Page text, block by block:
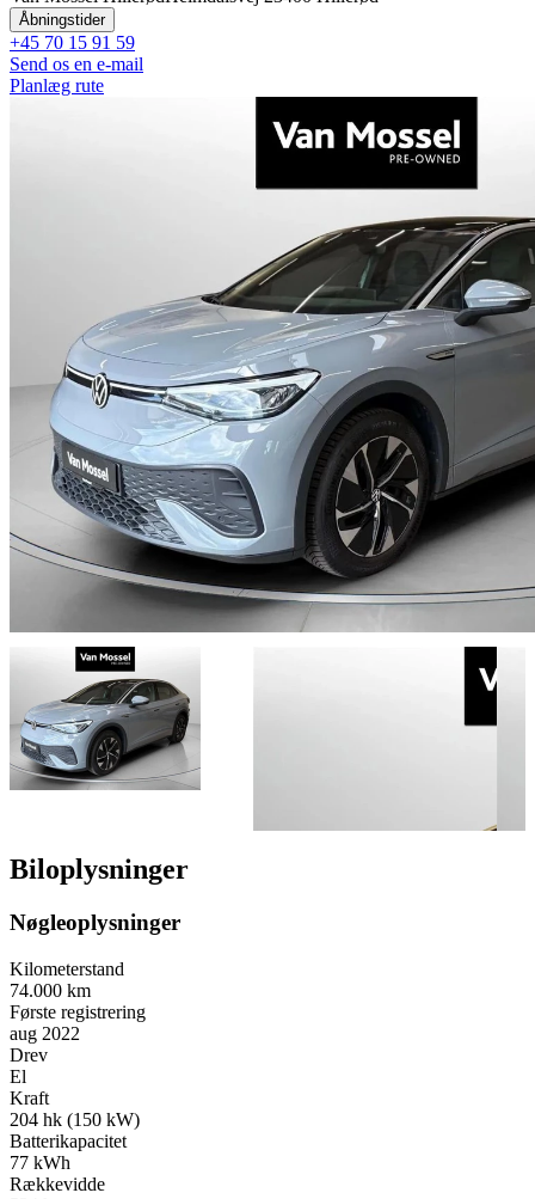
Åbningstider
+45 70 15 91 59
Send os en e-mail
Planlæg rute
Biloplysninger
Nøgleoplysninger
Kilometerstand
74.000 km
Første registrering
aug 2022
Drev
El
Kraft
204 hk (150 kW)
Batterikapacitet
77 kWh
Rækkevidde